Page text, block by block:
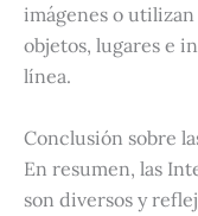
imágenes o
objetos, lugares e
línea.
Conclusión sobre
En resumen, las
son diversos y